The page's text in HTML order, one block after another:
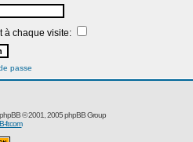
à chaque visite:
passe
phpBB© 2001, 2005 phpBB Group
fr.com